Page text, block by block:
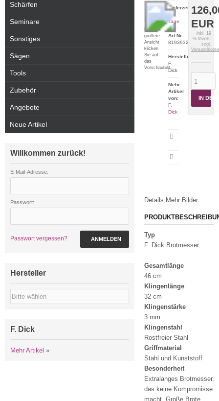
Für eine
größere
Ansicht
klicken
Sie auf
das
Vorschaubild
EUR
inkl. 19
% MwSt.
zzgl.
IN DEN
Lieferzeit:
2-5
Tage
Art.Nr.:
8193932
Hersteller:
F.
Dick
Mehr
Artikel
von:
F.
Dick
Details Mehr Bilder
Typ
F. Dick Brotmesser
Gesamtlänge
46 cm
Klingenlänge
32 cm
Klingenstärke
3 mm
Klingenstahl
Rostfreier Stahl
Griffmaterial
Stahl und Kunststoff
Besonderheit
Extralanges Brotmesser,
das keine Kompromisse
macht. Große Brote,
Schärfen
Seminare
Sonstiges
Sägen
Tools
Zubehör
Angebote
Neue Artikel
Willkommen zurück!
E-Mail-Adresse:
Passwort:
Passwort vergessen? ANMELDEN
Hersteller
F. Dick
Mehr Artikel »